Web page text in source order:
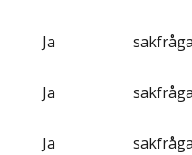
Ja
Ja
Ja